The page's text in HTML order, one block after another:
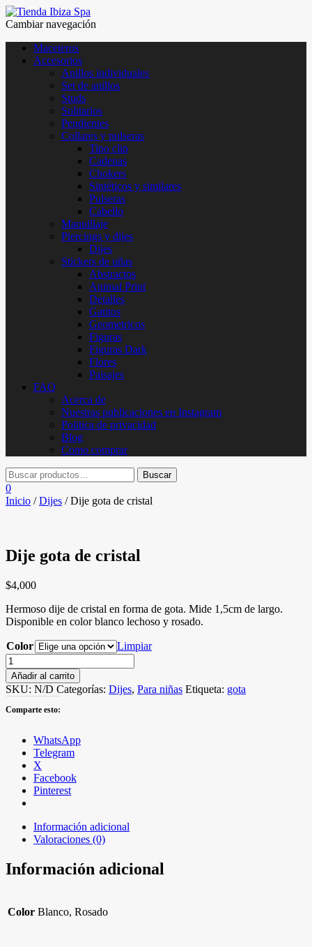
Cambiar navegación
Maceteros
Accesorios
Anillos individuales
Set de anillos
Studs
Solitarios
Pendientes
Collares y pulseras
Tipo clip
Cadenas
Chokers
Sintéticos y similares
Pulseras
Cabello
Maquillaje
Piercings y dijes
Dijes
Stickers de uñas
Abstractos
Animal Print
Detalles
Gatitos
Geometricos
Figuras
Figuras Dark
Flores
Paisajes
FAQ
Acerca de
Nuestras publicaciones en Instagram
Politica de privacidad
Blog
Como comprar
0
Inicio /Dijes / Dije gota de cristal
Dije gota de cristal
$4,000
Hermoso dije de cristal en forma de gota. Mide 1,5cm de largo.
Disponible en color blanco lechoso y rosado.
Color
Limpiar
Dije
gota
de
cristal
cantidad
Añadir al carrito
SKU: N/D Categorías: Dijes, Para niñas Etiqueta: gota
Comparte esto:
WhatsApp
Telegram
X
Facebook
Pinterest
Información adicional
Valoraciones (0)
Información adicional
Color Blanco, Rosado